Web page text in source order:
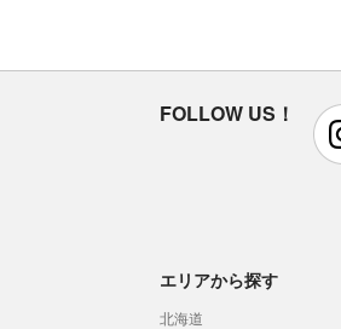
FOLLOW US！
エリアから探す
北海道